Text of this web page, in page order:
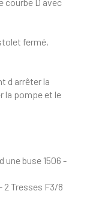
fermé,
d arrêter la
la pompe et le
une buse 1506 -
2 Tresses F3/8